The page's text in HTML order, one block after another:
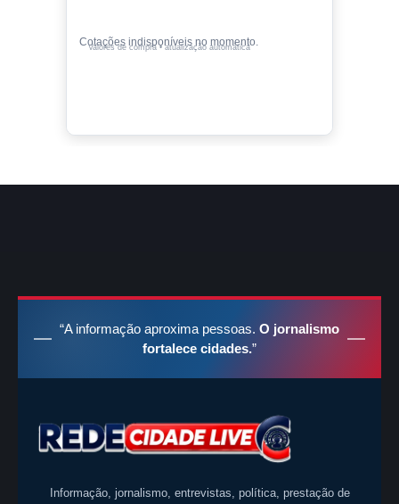
Cotações indisponíveis no momento.
Valores de compra • atualização automática
“A informação aproxima pessoas. O jornalismo
fortalece cidades.”
Informação, jornalismo, entrevistas, política, prestação de